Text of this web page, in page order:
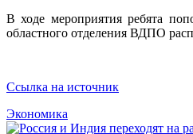
В ходе мероприятия ребята
областного отделения ВДПО
Ссылка на источник
Экономика